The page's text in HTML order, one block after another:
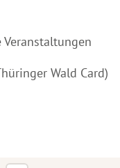
Wald Card)